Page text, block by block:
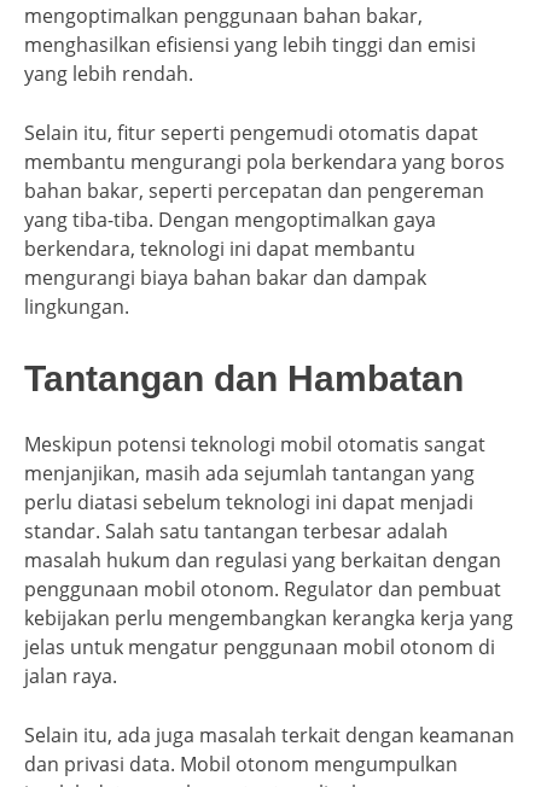
mengoptimalkan penggunaan bahan bakar,
menghasilkan efisiensi yang lebih tinggi dan emisi
yang lebih rendah.
Selain itu, fitur seperti pengemudi otomatis dapat
membantu mengurangi pola berkendara yang boros
bahan bakar, seperti percepatan dan pengereman
yang tiba-tiba. Dengan mengoptimalkan gaya
berkendara, teknologi ini dapat membantu
mengurangi biaya bahan bakar dan dampak
lingkungan.
Tantangan dan Hambatan
Meskipun potensi teknologi mobil otomatis sangat
menjanjikan, masih ada sejumlah tantangan yang
perlu diatasi sebelum teknologi ini dapat menjadi
standar. Salah satu tantangan terbesar adalah
masalah hukum dan regulasi yang berkaitan dengan
penggunaan mobil otonom. Regulator dan pembuat
kebijakan perlu mengembangkan kerangka kerja yang
jelas untuk mengatur penggunaan mobil otonom di
jalan raya.
Selain itu, ada juga masalah terkait dengan keamanan
dan privasi data. Mobil otonom mengumpulkan